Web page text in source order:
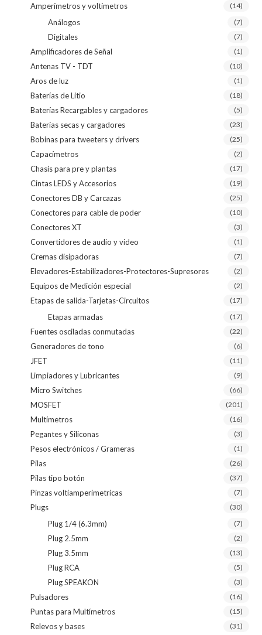
Amperímetros y voltímetros (14)
Análogos (7)
Digitales (7)
Amplificadores de Señal (1)
Antenas TV - TDT (10)
Aros de luz (1)
Baterías de Litio (18)
Baterías Recargables y cargadores (5)
Baterías secas y cargadores (23)
Bobinas para tweeters y drivers (25)
Capacímetros (2)
Chasis para pre y plantas (17)
Cintas LEDS y Accesorios (19)
Conectores DB y Carcazas (25)
Conectores para cable de poder (10)
Conectores XT (3)
Convertidores de audio y video (1)
Cremas disipadoras (7)
Elevadores-Estabilizadores-Protectores-Supresores (2)
Equipos de Medición especial (2)
Etapas de salida-Tarjetas-Circuitos (17)
Etapas armadas (17)
Fuentes osciladas conmutadas (22)
Generadores de tono (6)
JFET (11)
Limpiadores y Lubricantes (9)
Micro Switches (66)
MOSFET (201)
Multímetros (16)
Pegantes y Siliconas (3)
Pesos electrónicos / Grameras (1)
Pilas (26)
Pilas tipo botón (37)
Pinzas voltiamperimetricas (7)
Plugs (30)
Plug 1/4 (6.3mm) (7)
Plug 2.5mm (2)
Plug 3.5mm (13)
Plug RCA (5)
Plug SPEAKON (3)
Pulsadores (16)
Puntas para Multímetros (15)
Relevos y bases (31)